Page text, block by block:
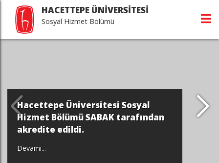
HACETTEPE ÜNİVERSİTESİ
Sosyal Hizmet Bölümü
Hacettepe Üniversitesi Sosyal
Hizmet Bölümü SABAK tarafından
akredite edildi.
Devamı...